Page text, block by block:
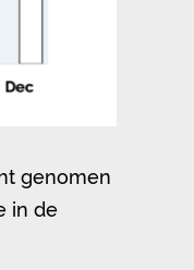
genomen
in de